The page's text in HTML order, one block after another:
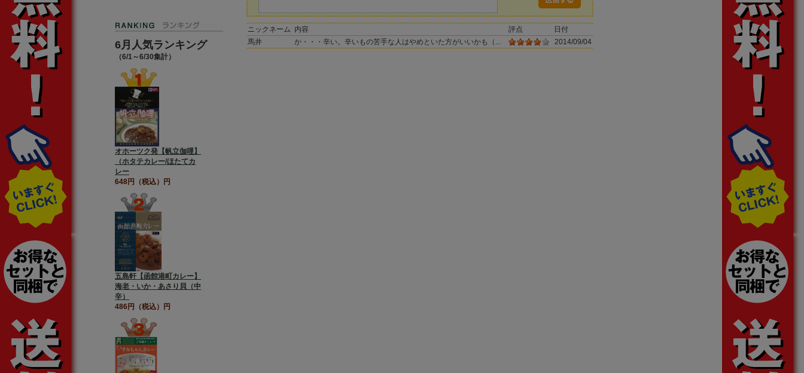
6月人気ランキング
（6/1～6/30集計）
オホーツク発【帆立伽哩】
（ホタテカレー/ほたてカ
レー
648円（税込）円
五島軒【函館港町カレー】
海老・いか・あさり貝（中
辛）
486円（税込）円
ニックネーム 内容 評点
日付
馬井
か・・・辛い。辛いもの苦手な人はやめといた方がいいかも（... 2014/09/04